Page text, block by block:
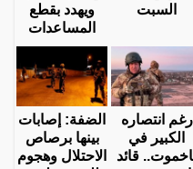
السبت
ويهدد بقطع
المساعدات
رغم انتصاره
الكبير في
قائد
الضفة: إصابات
بينها برصاص
الاحتلال وهجوم